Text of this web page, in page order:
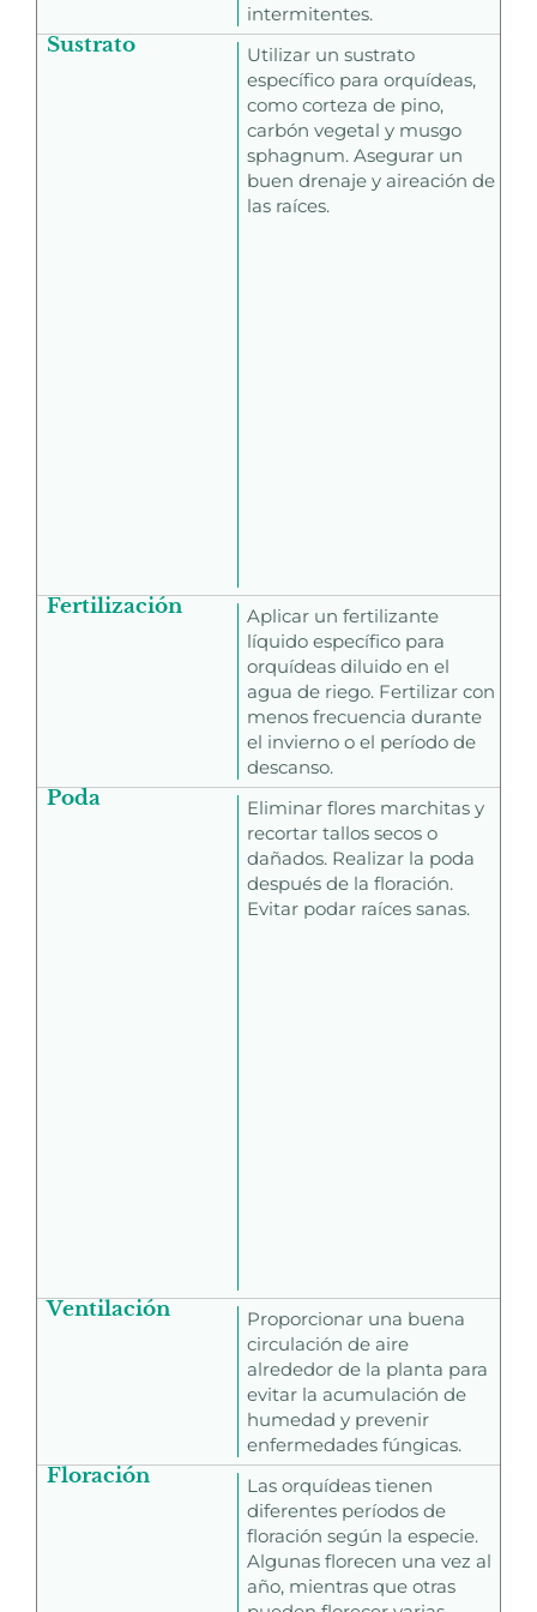
intermitentes.
Sustrato
Utilizar un sustrato
específico para orquídeas,
como corteza de pino,
carbón vegetal y musgo
sphagnum. Asegurar un
buen drenaje y aireación de
las raíces.
Fertilización
Aplicar un fertilizante
líquido específico para
orquídeas diluido en el
agua de riego. Fertilizar con
menos frecuencia durante
el invierno o el período de
descanso.
Poda
Eliminar flores marchitas y
recortar tallos secos o
dañados. Realizar la poda
después de la floración.
Evitar podar raíces sanas.
Ventilación
Proporcionar una buena
circulación de aire
alrededor de la planta para
evitar la acumulación de
humedad y prevenir
enfermedades fúngicas.
Floración
Las orquídeas tienen
diferentes períodos de
floración según la especie.
Algunas florecen una vez al
año, mientras que otras